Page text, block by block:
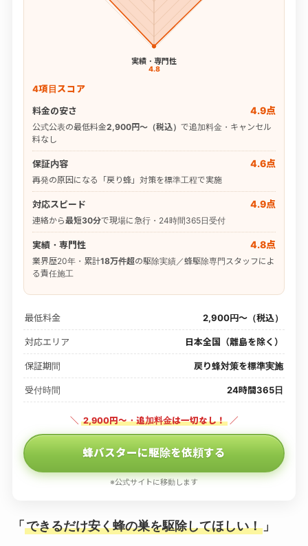
実績・専門性
4.8
4項目スコア
料金の安さ
4.9点
公式公表の最低料金2,900円〜（税込） で追加料金・キャンセル
料なし
保証内容 4.6点
再発の原因になる「戻り蜂」対策を標準工程で実施
対応スピード 4.9点
連絡から最短30分で現場に急行・24時間365日受付
実績・専門性 4.8点
業界歴20年・累計18万件超の駆除実績／蜂駆除専門スタッフによ
る責任施工
最低料金 2,900円〜（税込）
対応エリア 日本全国（離島を除く）
保証期間 戻り蜂対策を標準実施
受付時間 24時間365日
＼ 2,900円〜・追加料金は一切なし！ ／
蜂バスターに駆除を依頼する
※公式サイトに移動します
「 できるだけ安く蜂の巣を駆除してほしい！」